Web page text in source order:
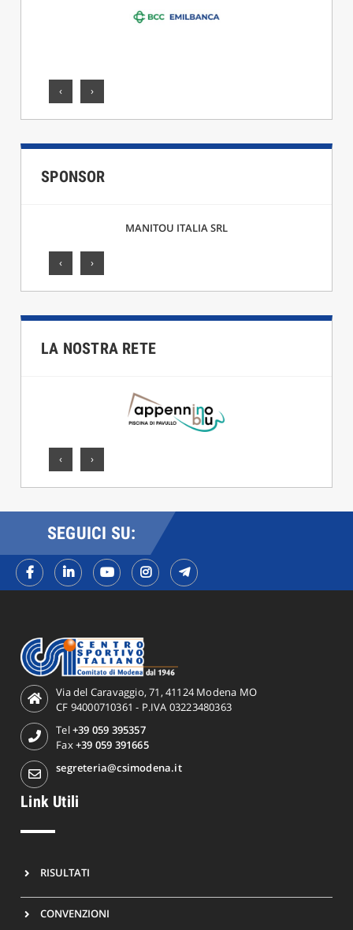
‹ ›
SPONSOR
MANITOU ITALIA SRL
‹ ›
LA NOSTRA RETE
‹ ›
SEGUICI SU:
Via del Caravaggio, 71, 41124 Modena MO
CF 94000710361 - P.IVA 03223480363
Tel+39 059 395357
Fax+39 059 391665
segreteria@csimodena.it
Link Utili
RISULTATI
CONVENZIONI